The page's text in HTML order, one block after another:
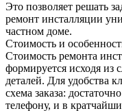
Это позволяет решать
ремонт инсталляции
частном доме.
Стоимость и
Стоимость ремонта
формируется исходя из
деталей. Для удобства
схема заказа:
телефону, и в